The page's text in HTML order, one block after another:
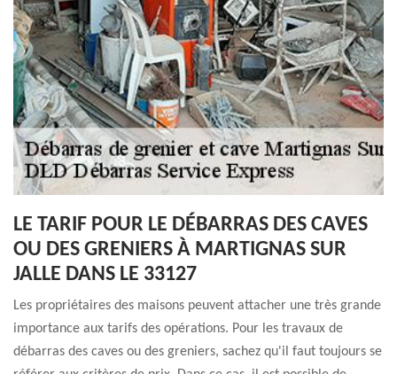
LE TARIF POUR LE DÉBARRAS DES CAVES
OU DES GRENIERS À MARTIGNAS SUR
JALLE DANS LE 33127
Les propriétaires des maisons peuvent attacher une très grande
importance aux tarifs des opérations. Pour les travaux de
débarras des caves ou des greniers, sachez qu'il faut toujours se